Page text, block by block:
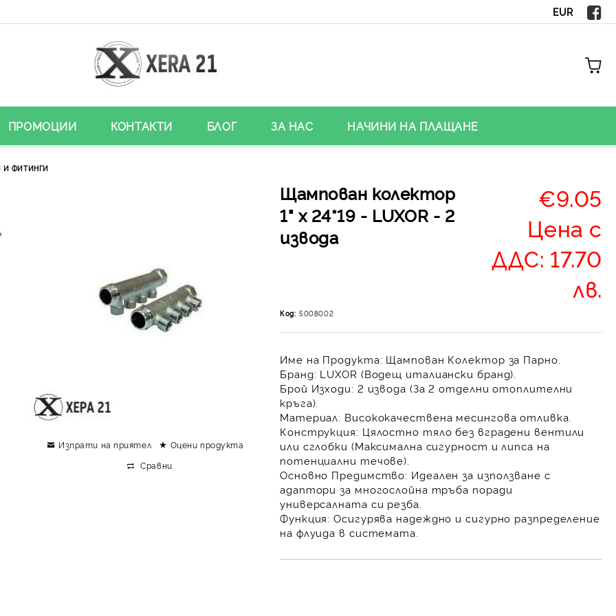
EUR
ПРОМОЦИИ КОНТАКТИ БЛОГ ЗА НАС НАЧИНИ НА ПЛАЩАНЕ
И ФИТИНГИ
Щампован колектор
1" х 24*19 - LUXOR - 2
извода
€9.05
Цена с
ДДС: 17.70
лв.
Код: 5008002
Име на Продукта: Щампован Колектор за Парно.
Бранд: LUXOR (Водещ италиански бранд).
Брой Изходи: 2 извода (За 2 отделни отоплителни
кръга).
Материал: Висококачествена месингова отливка
Конструкция: Цялостно тяло без вградени вентили
или сглобки (Максимална сигурност и липса на
потенциални течове).
Основно Предимство: Идеален за използване с
адаптори за многослойна тръба поради
универсалната си резба.
Функция: Осигурява надеждно и сигурно разпределение
на флуида в системата.
Изпрати на приятел
Оцени продукта
Сравни